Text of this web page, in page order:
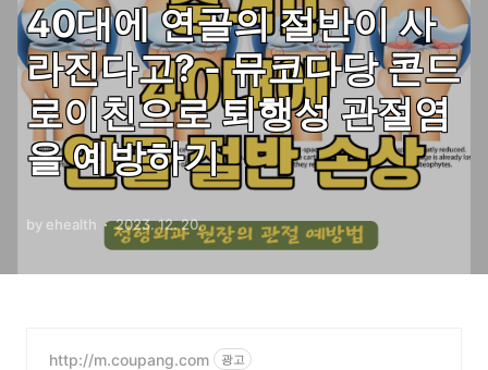
40대에 연골의 절반이 사
라진다고? - 뮤코다당 콘드
로이친으로 퇴행성 관절염
을 예방하기
by ehealth 2023. 12. 20.
http://m.coupang.com 광고